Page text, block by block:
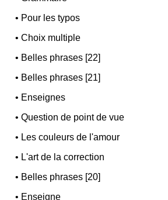
• Pour les typos
•Choix multiple
• Belles phrases [22]
• Belles phrases [21]
• Enseignes
•Question de point de vue
• Les couleurs de l'amour
• L'art de la correction
• Belles phrases [20]
• Enseigne